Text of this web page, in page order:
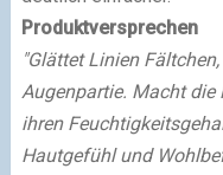
Produktversprechen
"Glättet Linien
Augenpartie. Macht die
ihren
Hautgefühl und